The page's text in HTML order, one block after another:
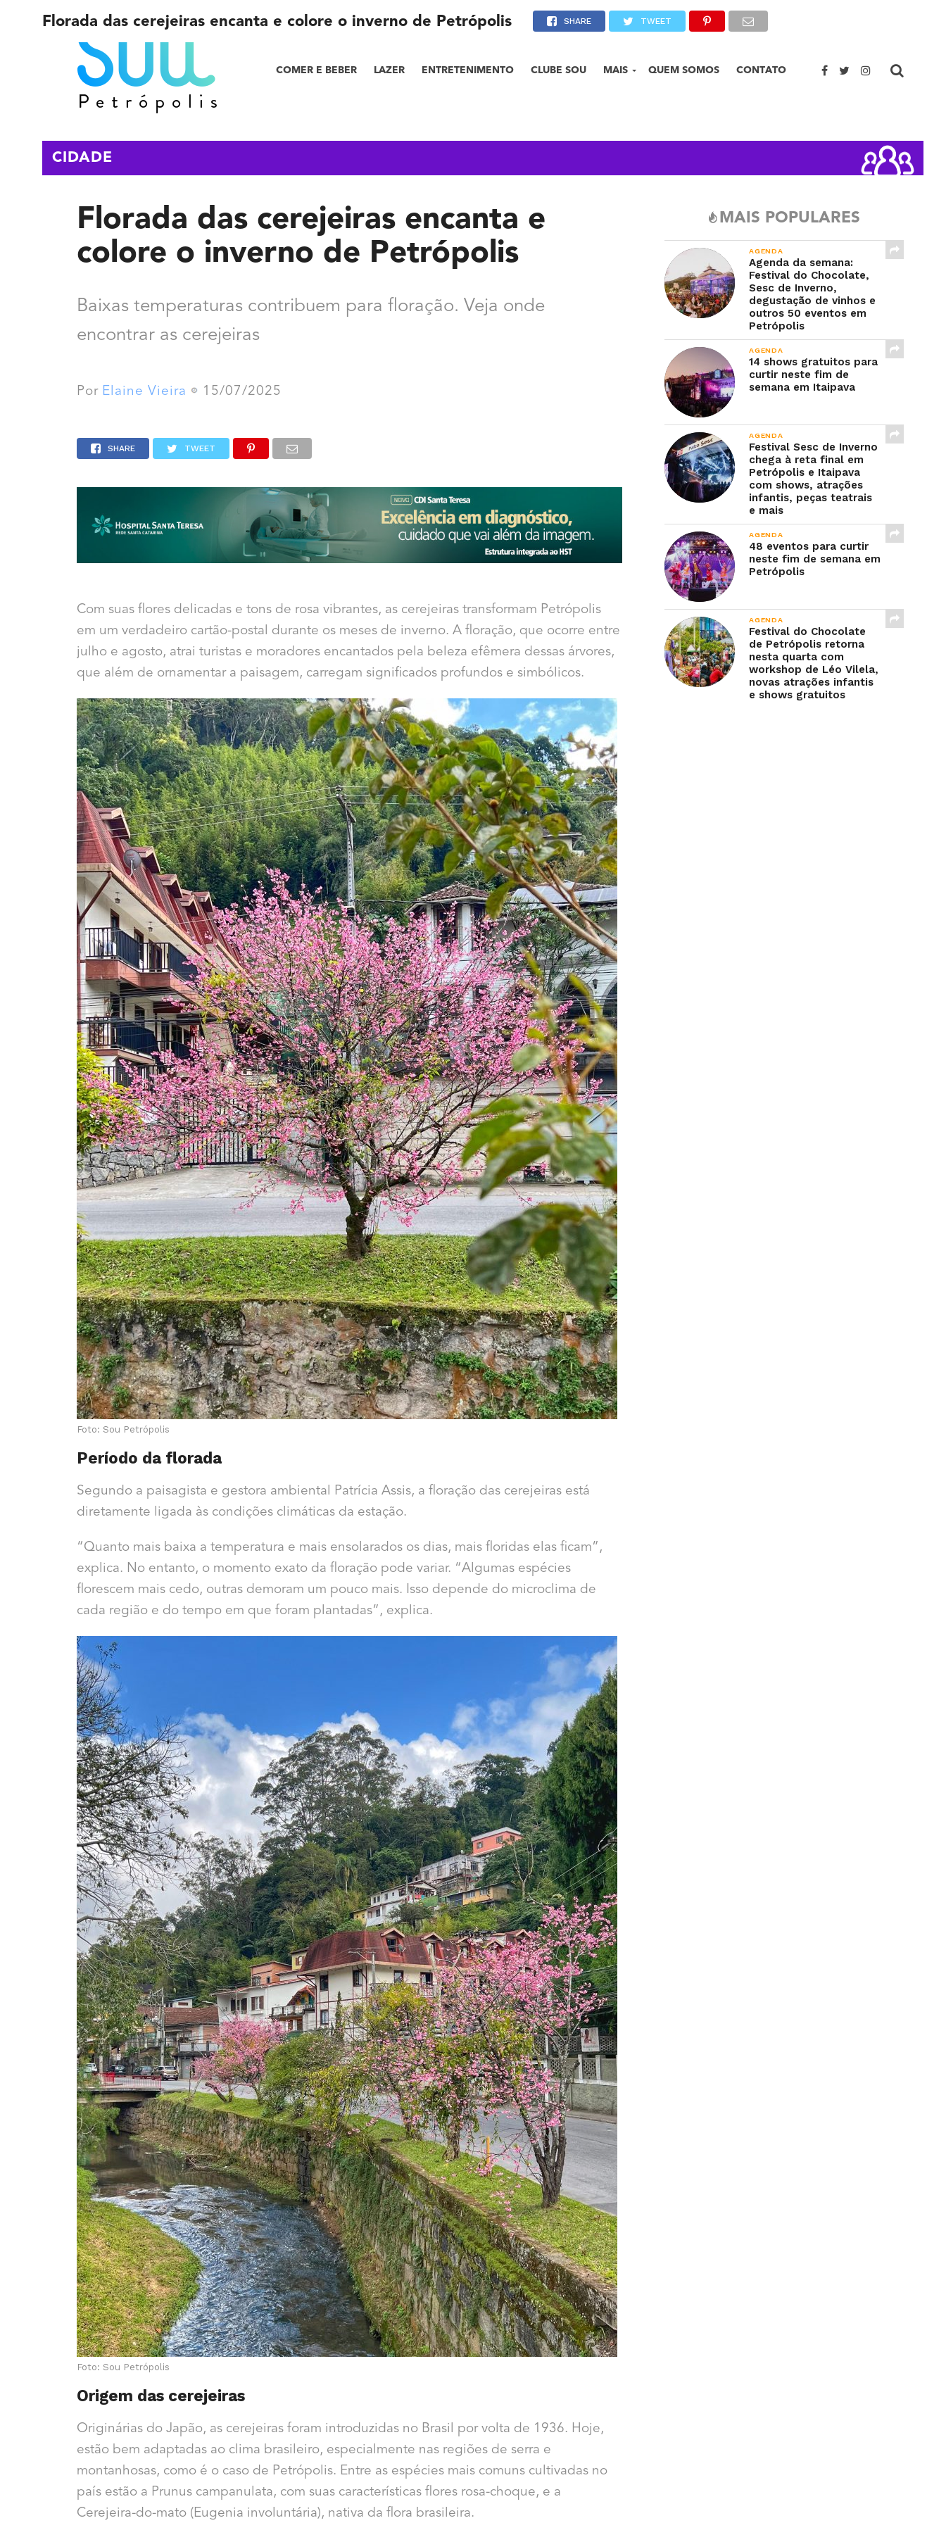
COMER E BEBER LAZER ENTRETENIMENTO CLUBE SOU MAIS QUEM SOMOS CONTATO
Florada das cerejeiras encanta e colore o inverno de Petrópolis SHARE TWEET
CIDADE
Florada das cerejeiras encanta e
colore o inverno de Petrópolis
Baixas temperaturas contribuem para floração. Veja onde
encontrar as cerejeiras
Por Elaine Vieira 15/07/2025
SHARE TWEET
Com suas flores delicadas e tons de rosa vibrantes, as cerejeiras transformam Petrópolis
em um verdadeiro cartão-postal durante os meses de inverno. A floração, que ocorre entre
julho e agosto, atrai turistas e moradores encantados pela beleza efêmera dessas árvores,
que além de ornamentar a paisagem, carregam significados profundos e simbólicos.
Foto: Sou Petrópolis
Período da florada
Segundo a paisagista e gestora ambiental Patrícia Assis, a floração das cerejeiras está
diretamente ligada às condições climáticas da estação.
“Quanto mais baixa a temperatura e mais ensolarados os dias, mais floridas elas ficam”,
explica. No entanto, o momento exato da floração pode variar. “Algumas espécies
florescem mais cedo, outras demoram um pouco mais. Isso depende do microclima de
cada região e do tempo em que foram plantadas”, explica.
Foto: Sou Petrópolis
Origem das cerejeiras
Originárias do Japão, as cerejeiras foram introduzidas no Brasil por volta de 1936. Hoje,
estão bem adaptadas ao clima brasileiro, especialmente nas regiões de serra e
montanhosas, como é o caso de Petrópolis. Entre as espécies mais comuns cultivadas no
país estão a Prunus campanulata, com suas características flores rosa-choque, e a
Cerejeira-do-mato (Eugenia involuntária), nativa da flora brasileira.
MAIS POPULARES
AGENDA
Agenda da semana:
Festival do Chocolate,
Sesc de Inverno,
degustação de vinhos e
outros 50 eventos em
Petrópolis
AGENDA
14 shows gratuitos para
curtir neste fim de
semana em Itaipava
AGENDA
Festival Sesc de Inverno
chega à reta final em
Petrópolis e Itaipava
com shows, atrações
infantis, peças teatrais
e mais
AGENDA
48 eventos para curtir
neste fim de semana em
Petrópolis
AGENDA
Festival do Chocolate
de Petrópolis retorna
nesta quarta com
workshop de Léo Vilela,
novas atrações infantis
e shows gratuitos